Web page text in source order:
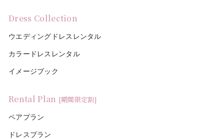
Dress Collection
ウエディングドレスレンタル
カラードレスレンタル
イメージブック
Rental Plan [期間限定割]
ペアプラン
ドレスプラン